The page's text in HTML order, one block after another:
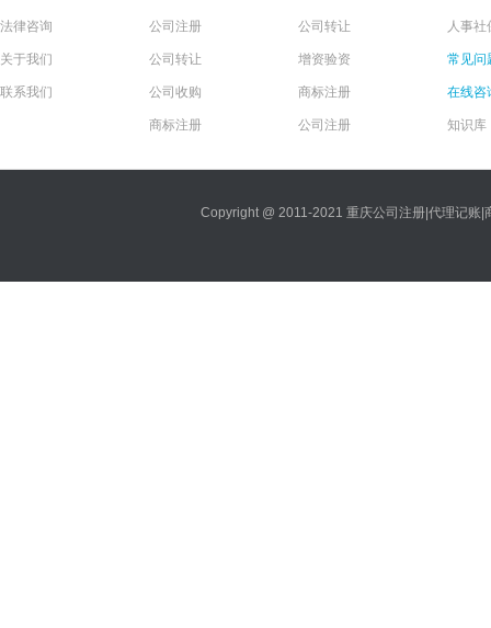
法律咨询
关于我们
联系我们
公司注册
公司转让
公司收购
商标注册
公司转让
增资验资
商标注册
公司注册
人事社
常见问
在线咨
知识库
Copyright @ 2011-2021 重庆公司注册|代理记